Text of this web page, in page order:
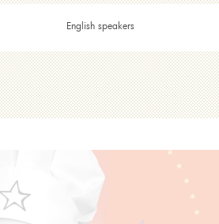
English speakers